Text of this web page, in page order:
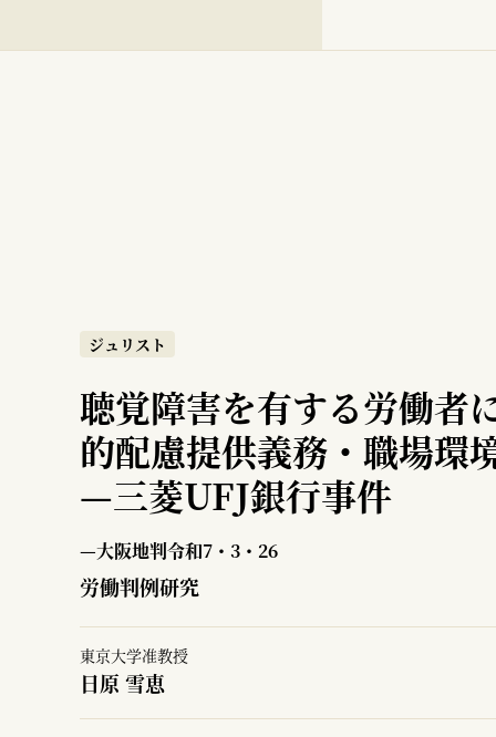
ジュリスト
聴覚障害を有する労働者
的配慮提供義務・職場環
—三菱UFJ銀行事件
—大阪地判令和7・3・26
労働判例研究
東京大学准教授
日原 雪恵